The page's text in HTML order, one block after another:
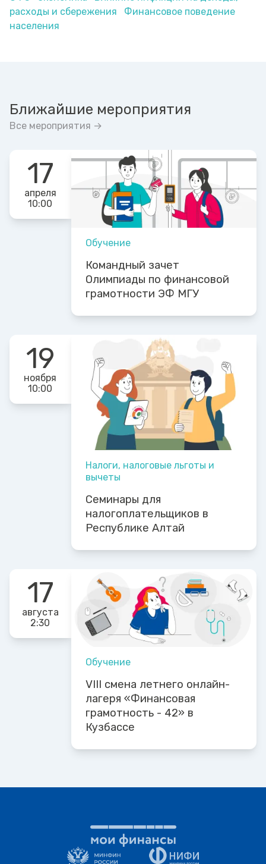
расходы и сбережения
Финансовое поведение
населения
Ближайшие мероприятия
Все мероприятия →
17
апреля
10:00
Обучение
Командный зачет
Олимпиады по финансовой
грамотности ЭФ МГУ
19
ноября
10:00
Налоги, налоговые льготы и
вычеты
Семинары для
налогоплательщиков в
Республике Алтай
17
августа
2:30
Обучение
VIII смена летнего онлайн-
лагеря «Финансовая
грамотность - 42» в
Кузбассе